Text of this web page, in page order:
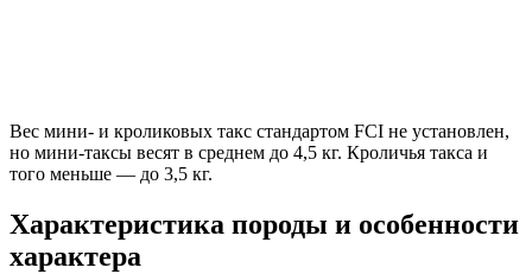
Вес мини- и кроликовых такс стандартом FCI не установлен,
но мини-таксы весят в среднем до 4,5 кг. Кроличья такса и
того меньше — до 3,5 кг.
Характеристика породы и особенности
характера